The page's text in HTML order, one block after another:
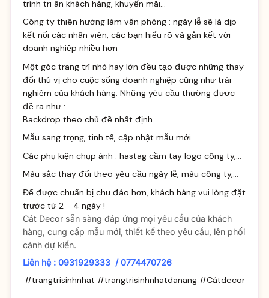
trình tri ân khách hàng, khuyến mãi...
Công ty thiên hướng làm văn phòng : ngày lễ sẽ là dịp
kết nối các nhân viên, các bạn hiểu rõ và gắn kết với
doanh nghiệp nhiều hơn
Một góc trang trí nhỏ hay lớn đều tạo được những thay
đổi thú vị cho cuộc sống doanh nghiệp cũng như trải
nghiệm của khách hàng. Những yêu cầu thường được
đề ra như :
Backdrop theo chủ đề nhất định
Mẫu sang trọng, tinh tế, cập nhật mẫu mới
Các phụ kiện chụp ảnh : hastag cầm tay logo công ty,...
Màu sắc thay đổi theo yêu cầu ngày lễ, màu công ty,...
Để được chuẩn bị chu đáo hơn, khách hàng vui lòng đặt
trước từ 2 - 4 ngày !
Cát Decor sẵn sàng đáp ứng mọi yêu cầu của khách
hàng, cung cấp mẫu mới, thiết kế theo yêu cầu, lên phối
cảnh dự kiến.
Liên hệ : 0931929333 / 0774470726
#trangtrisinhnhat #trangtrisinhnhatdanang #Cátdecor